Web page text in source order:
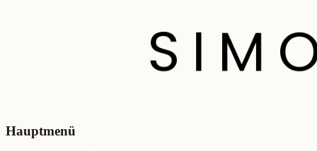
Hauptmenü